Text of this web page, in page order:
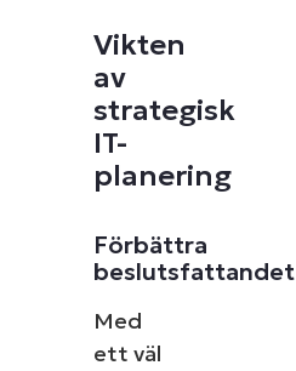
Vikten
av
strategisk
IT-
planering
Förbättra
beslutsfattandet
Med
ett väl